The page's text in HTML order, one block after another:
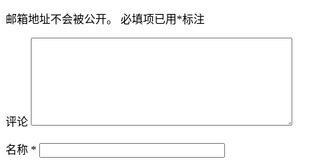
邮箱地址不会被公开。 必填项已用 *标注
评论
名称 *